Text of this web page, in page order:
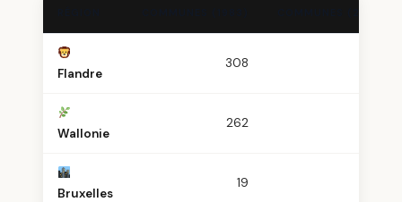
Flandre
308
Wallonie
262
Bruxelles
19